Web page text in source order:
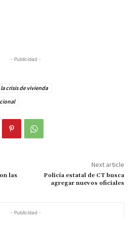
- Publicidad -
crisis de vivienda
las
Next article
Policía estatal de CT busca
agregar nuevos oficiales
- Publicidad -